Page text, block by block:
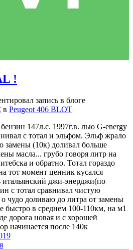
!
запись в блоге
в Peugeot 406 BLOT
147л.с. 1997г.в. лью G-energy
с тотал и эльфом. Эльф жрало
замены (10к) доливал больше
масла... грубо говоря литр на
и обратно. Тотал гораздо
тот момент ценник кусался
итальянский джи-энерджи(по
с тотал сравнивал чистую
чудо доливаю до литра от замены
быстро в среднем 100-110км, на м1
дорога новая и с хорошей
начинается после 140к